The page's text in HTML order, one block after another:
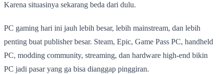
Karena situasinya sekarang beda dari dulu.
PC gaming hari ini jauh lebih besar, lebih mainstream, dan lebih
penting buat publisher besar. Steam, Epic, Game Pass PC, handheld
PC, modding community, streaming, dan hardware high-end bikin
PC jadi pasar yang ga bisa dianggap pinggiran.